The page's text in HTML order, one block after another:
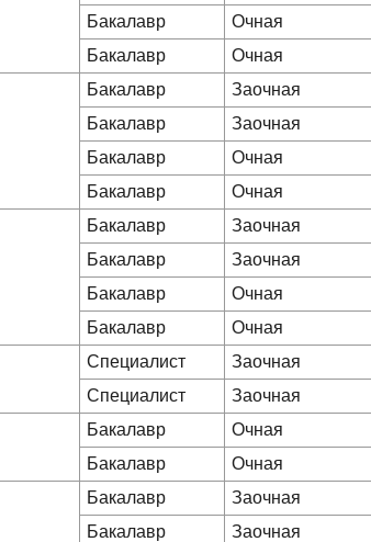
Бакалавр
Очная
Бакалавр
Очная
Бакалавр
Заочная
Бакалавр
Заочная
Бакалавр
Очная
Бакалавр
Очная
Бакалавр
Заочная
Бакалавр
Заочная
Бакалавр
Очная
Бакалавр
Очная
Специалист
Заочная
Специалист
Заочная
Бакалавр
Очная
Бакалавр
Очная
Бакалавр
Заочная
Бакалавр
Заочная